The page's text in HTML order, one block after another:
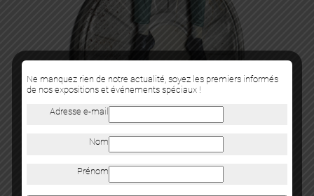
Ne manquez rien de notre actualité, soyez les premiers informés
de nos expositions et événements spéciaux !
Adresse e-mail
Nom
Prénom